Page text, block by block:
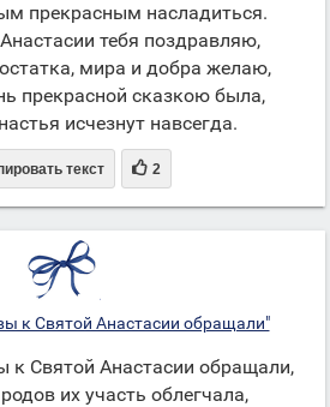
прекрасным насладиться.
тебя поздравляю,
мира и добра желаю,
прекрасной сказкою была,
исчезнут навсегда.
текст  2
к Святой Анастасии обращали"
Святой Анастасии обращали,
их участь облегчала,